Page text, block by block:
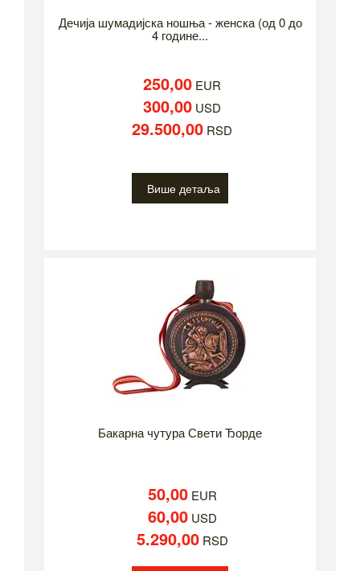
Дечија шумадијска ношња - женска (од 0 до
4 године...
250,00 EUR
300,00 USD
29.500,00 RSD
Више детаља
Бакарна чутура Свети Ђорде
50,00EUR
60,00USD
5.290,00RSD